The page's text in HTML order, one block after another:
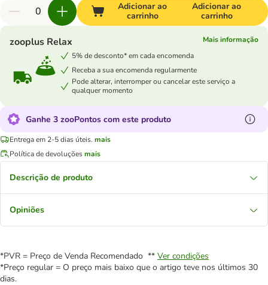
Adicionar ao
carrinho
Adicionar ao
carrinho
zooplus Relax
Mais informação
5% de desconto* em cada encomenda
Receba a sua encomenda regularmente
Pode alterar, interromper ou cancelar este serviço a
qualquer momento
Ganhe 3 zooPontos com este produto
Entrega em 2-5 dias úteis. mais
Política de devoluçõesmais
Descrição de produto
Opiniões
*PVR = Preço de Venda Recomendado ** Ver condições
*Preço regular = O preço mais baixo que o artigo teve nos últimos 30
dias.